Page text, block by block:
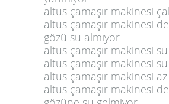
altus çamaşır makinesi
altus çamaşır makinesi
gözü su almıyor
altus çamaşır makinesi
altus çamaşır makinesi
altus çamaşır makinesi
altus çamaşır makinesi